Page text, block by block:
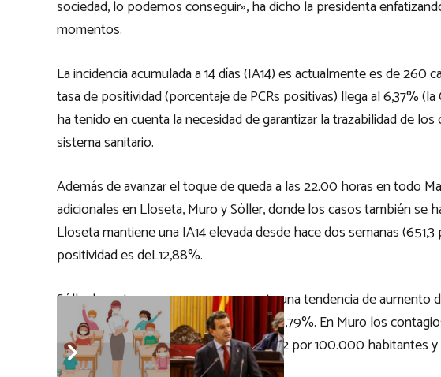
sociedad, lo podemos conseguir», ha dicho la presidenta
momentos.
La incidencia acumulada a 14 días (IA14) es actualmente es de
tasa de positividad (porcentaje de PCRs positivas) llega al 6,37%
ha tenido en cuenta la necesidad de garantizar la trazabilidad de
sistema sanitario.
Además de avanzar el toque de queda a las 22.00 horas en todo
adicionales en Lloseta, Muro y Sóller, donde los casos también se
Lloseta mantiene una IA14 elevada desde hace dos semanas
positividad es deL12,88%.
Sóller hace tres semanas que presenta una tendencia de aumento
100.000 y la tasa de positividad es del 11,79%. En Muro los
semana. Actualmente la IA14 es de 268,2 por 100.000 habitantes